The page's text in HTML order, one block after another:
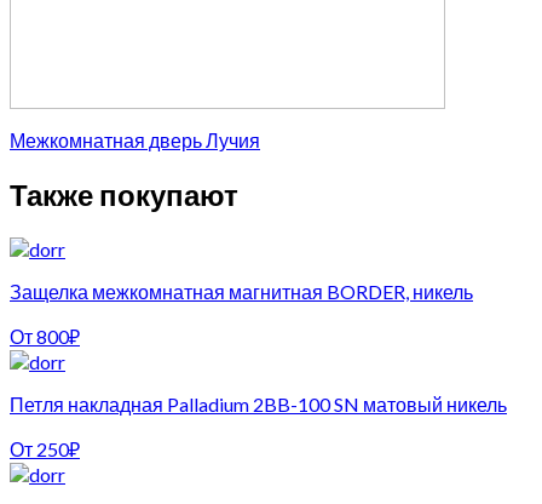
Межкомнатная дверь Лучия
Также покупают
Защелка межкомнатная магнитная BORDER, никель
От800₽
Петля накладная Palladium 2BB-100 SN матовый никель
От 250₽